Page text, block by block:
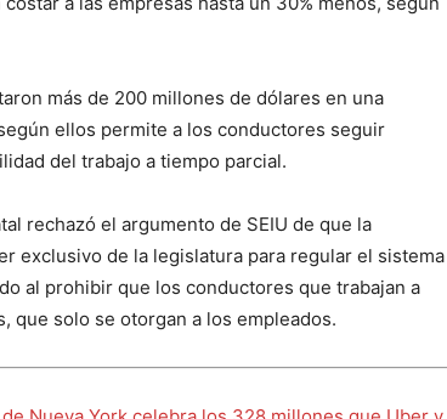
más de 200 millones de dólares en una
ellos permite a los conductores seguir
del trabajo a tiempo parcial.
rechazó el argumento de SEIU de que la
exclusivo de la legislatura para regular el sistema
al prohibir que los conductores que trabajan a
que solo se otorgan a los empleados.